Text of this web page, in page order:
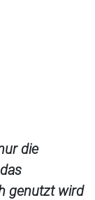
die
genutzt wird